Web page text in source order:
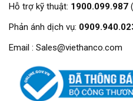
Hỗ trợ kỹ thuật: 1900.099.987
Phản ánh dịch vụ:
Email : Sales@viethanco.com